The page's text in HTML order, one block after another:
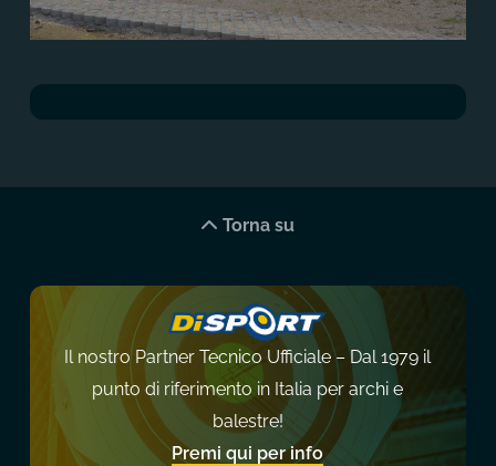
Torna su
Il nostro Partner Tecnico Ufficiale – Dal 1979 il
punto di riferimento in Italia per archi e
balestre!
Premi qui per info